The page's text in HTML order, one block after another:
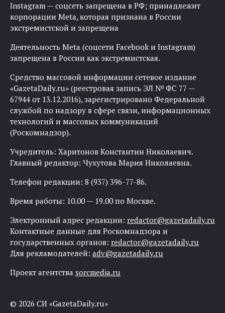
Instagram — соцсеть запрещена в РФ; принадлежит
корпорации Meta, которая признана в России
экстремистской и запрещена
Деятельность Meta (соцсети Facebook и Instagram)
запрещена в России как экстремистская.
Средство массовой информации сетевое издание
«GazetaDaily.ru» (реестровая запись ЭЛ № ФС 77 —
67944 от 13.12.2016), зарегистрировано Федеральной
службой по надзору в сфере связи, информационных
технологий и массовых коммуникаций
(Роскомнадзор).
Учредитель: Харитонов Константин Николаевич.
Главный редактор: Чухутова Мария Николаевна.
Телефон редакции: 8 (937) 396-77-86.
Время работы: 10.00 — 19.00 по Москве.
Электронный адрес редакции: redactor@gazetadaily.ru
Контактные данные для Роскомнадзора и
государственных органов: redactor@gazetadaily.ru
Для рекламодателей: adv@gazetadaily.ru
Проект агентства sorcmedia.ru
© 2026 СИ «GazetaDaily.ru»